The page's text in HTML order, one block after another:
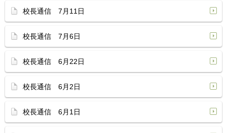
校長通信 7月11日
校長通信 7月6日
校長通信 6月22日
校長通信 6月2日
校長通信 6月1日